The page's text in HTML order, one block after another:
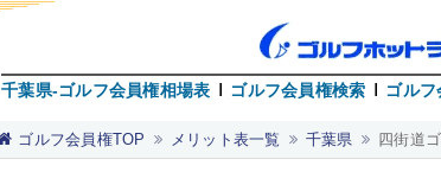
千葉県-ゴルフ会員権相場表 ゴルフ会員権検索 ゴル
ゴルフ会員権TOP メリット表一覧 千葉県 四街道